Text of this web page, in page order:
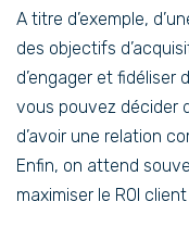
A titre d’exemple,
des objectifs
d’engager et fidéliser
vous pouvez décider
d’avoir une relation
Enfin, on attend
maximiser le ROI